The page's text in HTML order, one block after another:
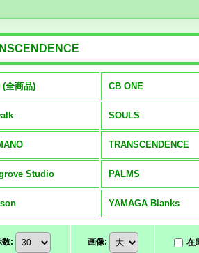
(全商品) CB ONE
SOULS
TRANSCENDENCE
Studio PALMS
YAMAGA Blanks
数: 画像: 在